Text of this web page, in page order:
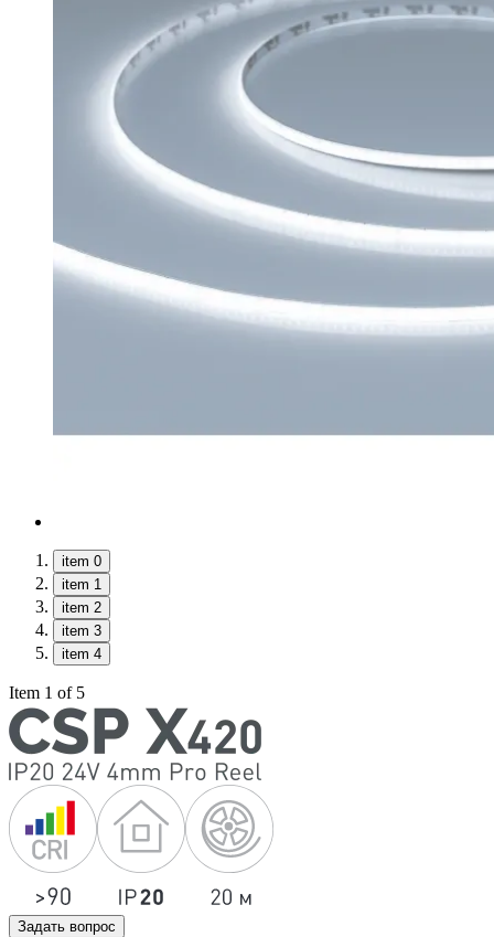
item 0
item 1
item 2
item 3
item 4
Item 1 of 5
Задать вопрос